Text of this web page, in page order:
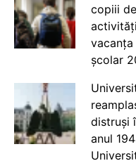
copiii
vacanța
școlar
distruși
anul